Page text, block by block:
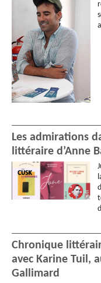
Les admirations
littéraire d’Anne
Chronique
avec Karine Tuil,
Gallimard